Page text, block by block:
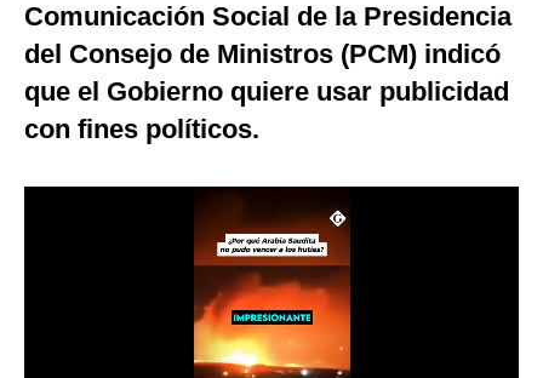
México
España
Internacional
Comunicación Social de la Presidencia
del Consejo de Ministros (PCM) indicó
que el Gobierno quiere usar publicidad
con fines políticos.